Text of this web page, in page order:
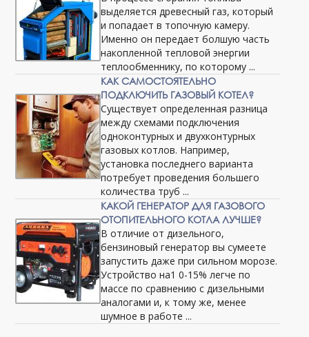
выделяется древесный газ, который
и попадает в топочную камеру.
Именно он передает болшую часть
накопленной тепловой энергии
теплообменнику, по которому ...
КАК САМОСТОЯТЕЛЬНО
ПОДКЛЮЧИТЬ ГАЗОВЫЙ КОТЕЛ?
Существует определенная разница
между схемами подключения
одноконтурных и двухконтурных
газовых котлов. Например,
установка последнего варианта
потребует проведения большего
количества труб ...
КАКОЙ ГЕНЕРАТОР ДЛЯ ГАЗОВОГО
ОТОПИТЕЛЬНОГО КОТЛА ЛУЧШЕ?
В отличие от дизельного,
бензиновый генератор вы сумеете
запустить даже при сильном морозе.
Устройство на1 0-15% легче по
массе по сравнению с дизельными
аналогами и, к тому же, менее
шумное в работе ...